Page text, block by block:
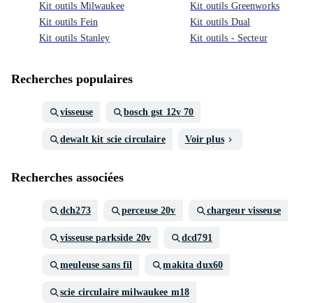
Kit outils Milwaukee
Kit outils Fein
Kit outils Stanley
Kit outils Greenworks
Kit outils Dual
Kit outils - Secteur
Recherches populaires
visseuse bosch gst 12v 70
dewalt kit scie circulaire Voir plus
Recherches associées
dch273 perceuse 20v chargeur visseuse
visseuse parkside 20v dcd791
meuleuse sans fil makita dux60
scie circulaire milwaukee m18